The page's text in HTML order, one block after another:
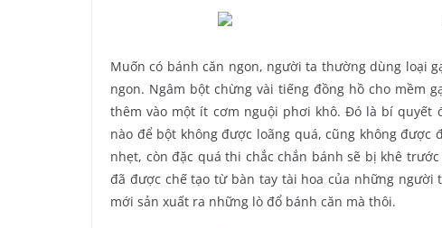
Muốn có bánh căn ngon, người ta thường dùng loại
ngon. Ngâm bột chừng vài tiếng đồng hồ cho mềm
thêm vào một ít cơm nguội phơi khô. Đó là bí
nào để bột không được loãng quá, cũng không
nhẹt, còn đặc quá thi chắc chắn bánh sẽ bị khê
đã được chế tạo từ bàn tay tài hoa của những người
mới sản xuất ra những lò đổ bánh căn mà thôi.